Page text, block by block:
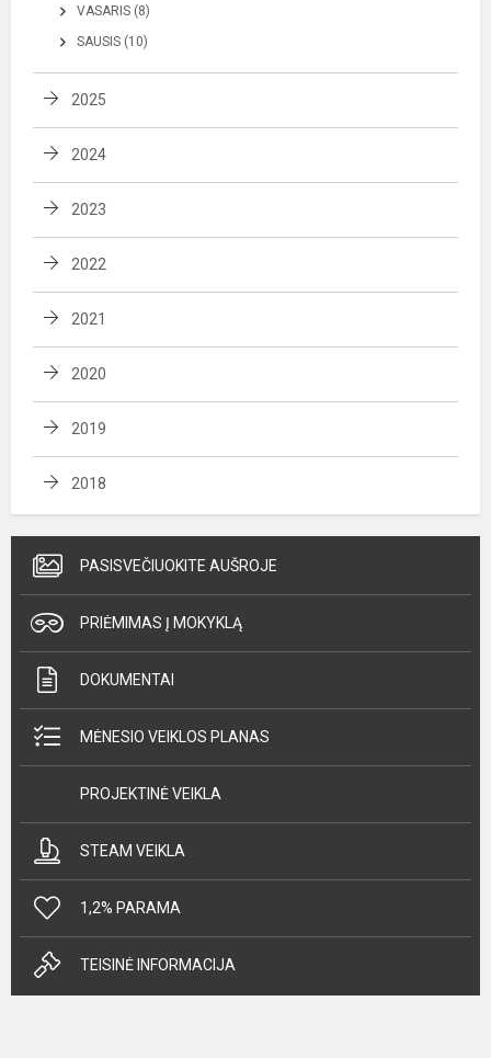
VASARIS (8)
SAUSIS (10)
2025
2024
2023
2022
2021
2020
2019
2018
PASISVEČIUOKITE AUŠROJE
PRIĖMIMAS Į MOKYKLĄ
DOKUMENTAI
MĖNESIO VEIKLOS PLANAS
PROJEKTINĖ VEIKLA
STEAM VEIKLA
1,2% PARAMA
TEISINĖ INFORMACIJA